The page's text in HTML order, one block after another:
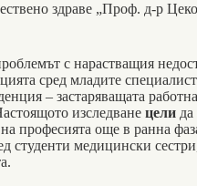
здраве „Проф. д-р
с нарастващия
сред младите
– застаряващата
изследване цели
професията още в ранна
студенти медицински